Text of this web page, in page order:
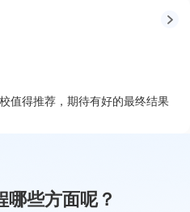
值得推荐，期待有好的最终结果
哪些方面呢？